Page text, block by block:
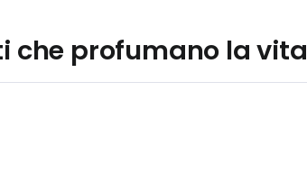
che profumano la vita